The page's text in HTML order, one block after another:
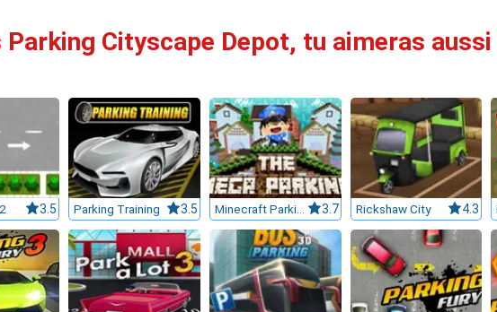
Parking Cityscape Depot, tu aimeras
3.5 Parking Training 3.5 Minecraft Parking 3.7 Rickshaw City 4.3